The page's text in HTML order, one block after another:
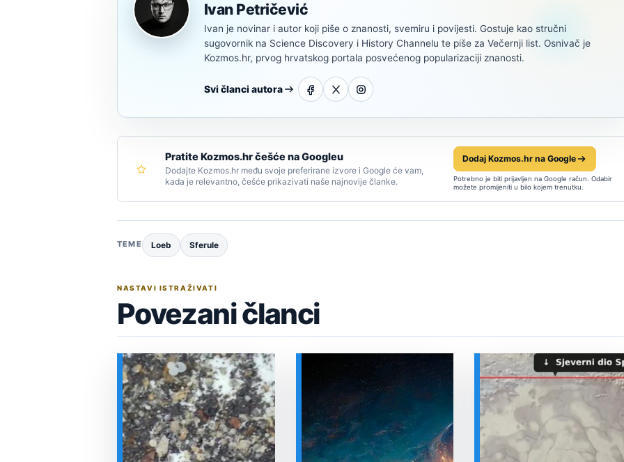
Ivan Petričević
Ivan je novinar i autor koji piše o znanosti, svemiru i povijesti. Gostuje kao stručni
sugovornik na Science Discovery i History Channelu te piše za Večernji list. Osnivač je
Kozmos.hr, prvog hrvatskog portala posvećenog popularizaciji znanosti.
Svi članci autora
Pratite Kozmos.hr češće na Googleu
Dodajte Kozmos.hr među svoje preferirane izvore i Google će vam,
kada je relevantno, češće prikazivati naše najnovije članke.
Dodaj Kozmos.hr na Google
Potrebno je biti prijavljen na Google račun. Odabir
možete promijeniti u bilo kojem trenutku.
TEME Loeb Sferule
NASTAVI ISTRAŽIVATI
Povezani članci